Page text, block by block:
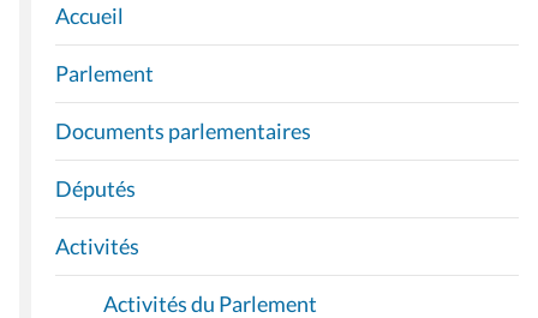
N
A
V
I
G
A
T
I
O
Accueil
Parlement
Documents parlementaires
Députés
Activités
Activités du Parlement